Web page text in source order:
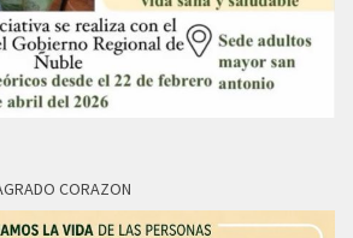
CORAZON